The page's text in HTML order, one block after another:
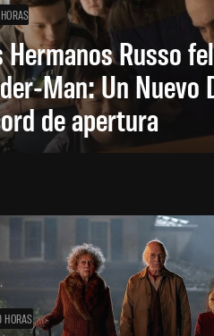
Hermanos Russo
Man: Un Nuevo
de apertura
HORAS